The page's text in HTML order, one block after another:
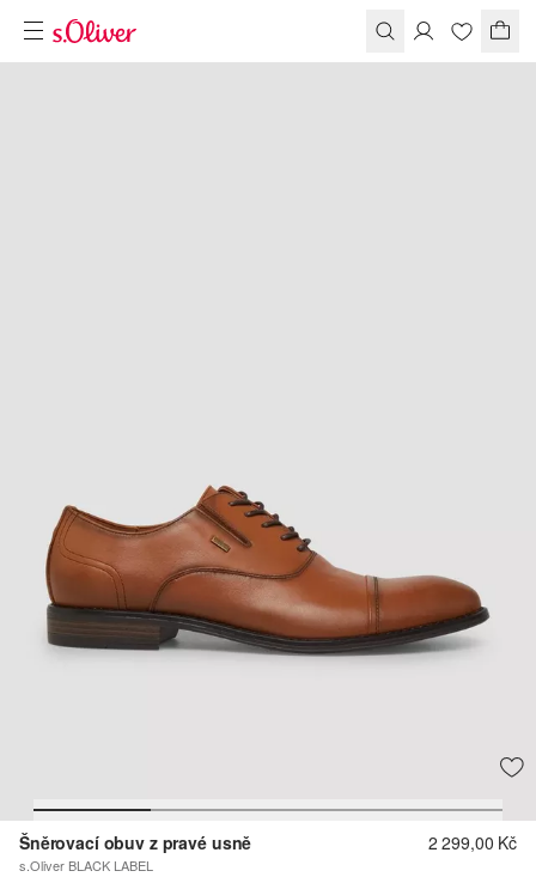
Šněrovací obuv z pravé usně
s.Oliver BLACK LABEL
2 299,00 Kč